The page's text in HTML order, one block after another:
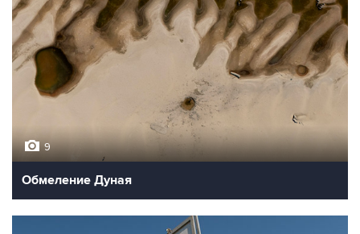
9
Обмеление Дуная